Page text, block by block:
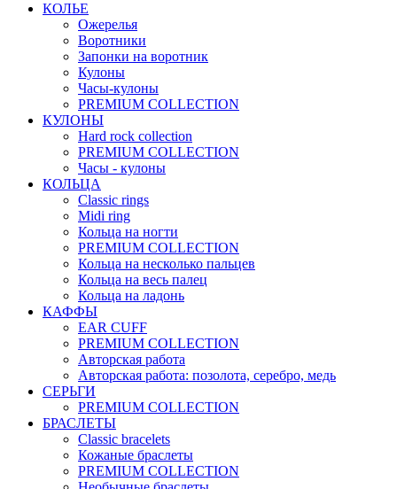
КОЛЬЕ
Ожерелья
Воротники
Запонки на воротник
Кулоны
Часы-кулоны
PREMIUM COLLECTION
КУЛОНЫ
Hard rock collection
PREMIUM COLLECTION
Часы - кулоны
КОЛЬЦА
Classic rings
Midi ring
Кольца на ногти
PREMIUM COLLECTION
Кольца на несколько пальцев
Кольца на весь палец
Кольца на ладонь
КАФФЫ
EAR CUFF
PREMIUM COLLECTION
Авторская работа
Авторская работа: позолота, серебро, медь
СЕРЬГИ
PREMIUM COLLECTION
БРАСЛЕТЫ
Classic bracelets
Кожаные браслеты
PREMIUM COLLECTION